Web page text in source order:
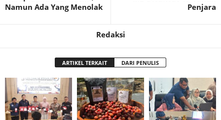
Namun Ada Yang Menolak
Penjara
Redaksi
ARTIKEL TERKAIT DARI PENULIS